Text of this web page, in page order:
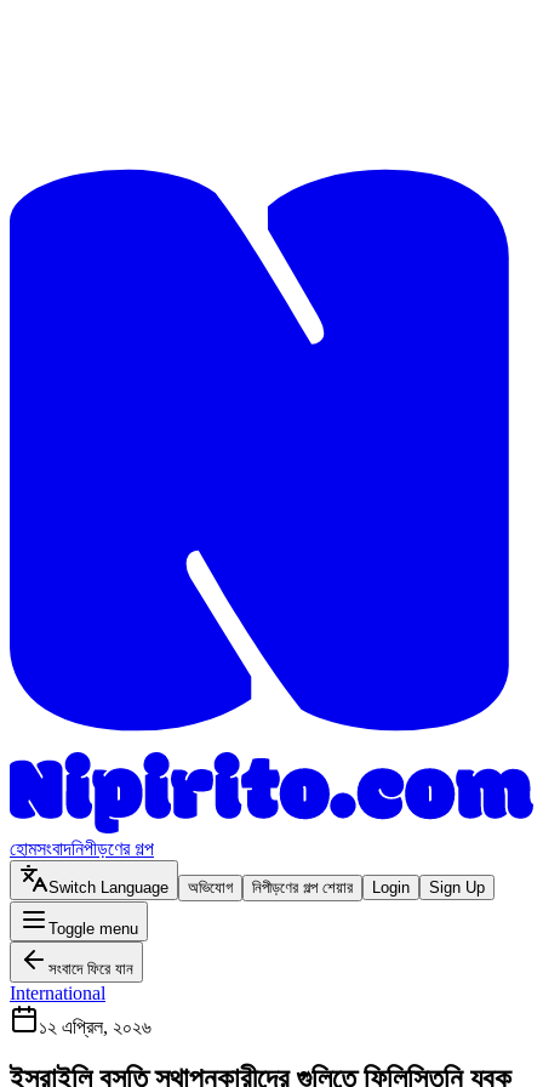
হোমসংবাদনিপীড়ণের গল্প
Switch Language অভিযোগ নিপীড়ণের গল্প শেয়ার Login Sign Up
Toggle menu
সংবাদে ফিরে যান
International
১২ এপ্রিল, ২০২৬
ইসরাইলি বসতি স্থাপনকারীদের গুলিতে ফিলিস্তিনি যুবক